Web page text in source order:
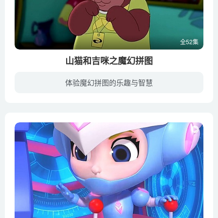
全52集
山猫和吉咪之魔幻拼图
体验魔幻拼图的乐趣与智慧